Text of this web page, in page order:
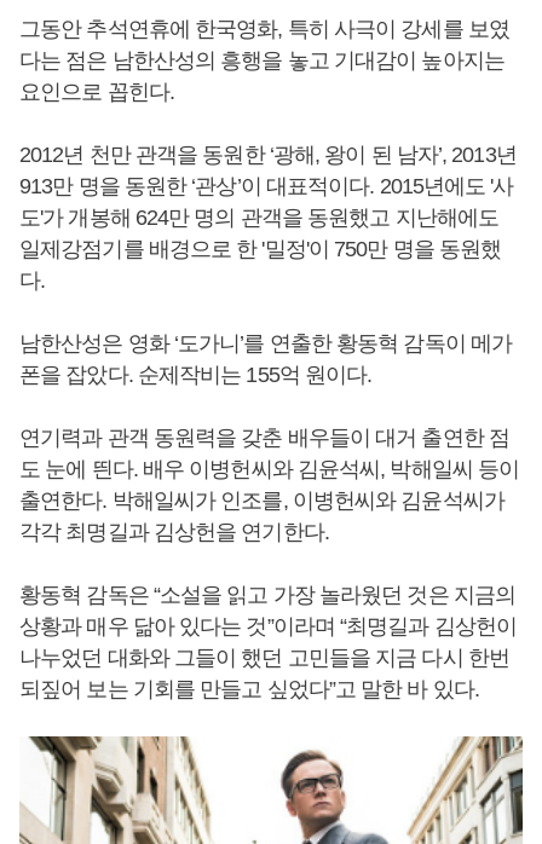
그동안 추석연휴에 한국영화, 특히 사극이 강세를 보였
다는 점은 남한산성의 흥행을 놓고 기대감이 높아지는
요인으로 꼽힌다.
2012년 천만 관객을 동원한 ‘광해, 왕이 된 남자’, 2013년
913만 명을 동원한 ‘관상’이 대표적이다. 2015년에도 '사
도'가 개봉해 624만 명의 관객을 동원했고 지난해에도
일제강점기를 배경으로 한 '밀정'이 750만 명을 동원했
다.
남한산성은 영화 ‘도가니’를 연출한 황동혁 감독이 메가
폰을 잡았다. 순제작비는 155억 원이다.
연기력과 관객 동원력을 갖춘 배우들이 대거 출연한 점
도 눈에 띈다. 배우 이병헌씨와 김윤석씨, 박해일씨 등이
출연한다. 박해일씨가 인조를, 이병헌씨와 김윤석씨가
각각 최명길과 김상헌을 연기한다.
황동혁 감독은 “소설을 읽고 가장 놀라웠던 것은 지금의
상황과 매우 닮아 있다는 것”이라며 “최명길과 김상헌이
나누었던 대화와 그들이 했던 고민들을 지금 다시 한번
되짚어 보는 기회를 만들고 싶었다”고 말한 바 있다.